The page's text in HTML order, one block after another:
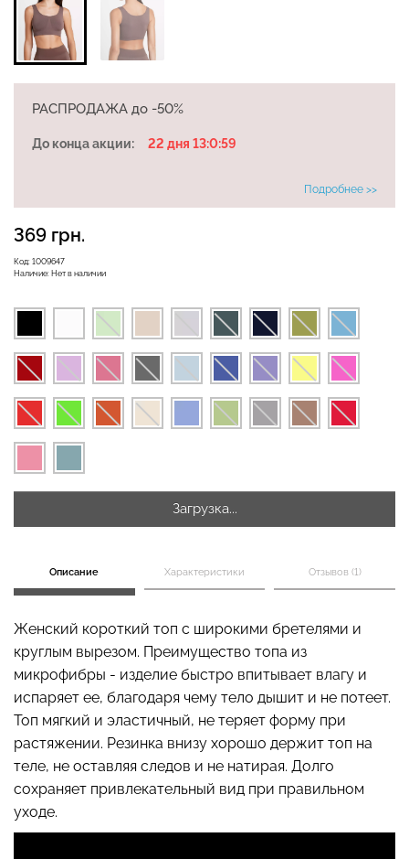
РАСПРОДАЖА до -50%
До конца акции: 22 дня 13:0:58
Подробнее >>
Код: 1009647
Наличие: Нет в наличии
369 грн.
Загрузка...
Описание Характеристики Отзывов (1)
Женский короткий топ с широкими бретелями и
круглым вырезом. Преимущество топа из
микрофибры - изделие быстро впитывает влагу и
испаряет ее, благодаря чему тело дышит и не потеет.
Топ мягкий и эластичный, не теряет форму при
растяжении. Резинка внизу хорошо держит топ на
теле, не оставляя следов и не натирая. Долго
сохраняет привлекательный вид при правильном
уходе.
LEGGINGS (черный) Giulia
талией TRACKS 01
549 грн.
(черный) Giulia
Giulia